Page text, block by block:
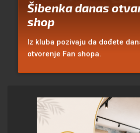
Šibenka danas
shop
Iz kluba pozivaju da dođete
otvorenje Fan shopa.